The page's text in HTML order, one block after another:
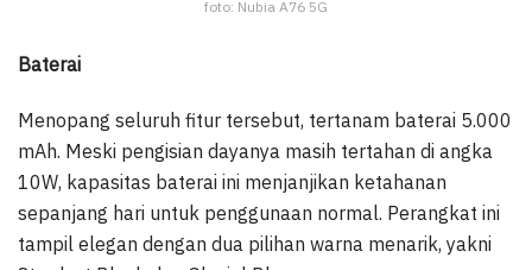
foto: Nubia A76 5G
Baterai
Menopang seluruh fitur tersebut, tertanam baterai 5.000
mAh. Meski pengisian dayanya masih tertahan di angka
10W, kapasitas baterai ini menjanjikan ketahanan
sepanjang hari untuk penggunaan normal. Perangkat ini
tampil elegan dengan dua pilihan warna menarik, yakni